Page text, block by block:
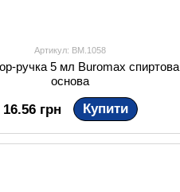
Артикул: BM.1058
ручка 5 мл Buromax спиртова
основа
16.56 грн Купити